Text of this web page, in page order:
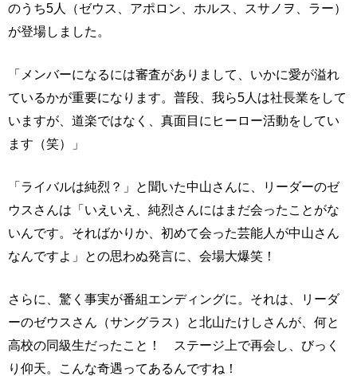
のうち5人（ゼウス、アポロン、ホルス、スサノヲ、ラー）
が登場しました。
「メンバーになるには審査がありまして、いかに愛が溢れ
ているかが重要になります。普段、我ら5人は社長業をして
いますが、道楽ではなく、真面目にヒーロー活動をしてい
ます（笑）」
「ライバルは純烈？」と聞いた中山さんに、リーダーのゼ
ウスさんは「いえいえ、純烈さんにはまだ会ったことがな
いんです。そればかりか、初めて会った芸能人が中山さん
なんですよ」との思わぬ発言に、会場大爆笑！
さらに、驚く事実が番組エンディングに。それは、リーダ
ーのゼウスさん（サングラス）と北山たけしさんが、何と
高校の同級生だったこと！ ステージ上で再会し、びっく
り仰天。こんな奇遇ってあるんですね！